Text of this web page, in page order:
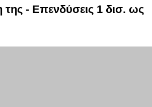
της - Επενδύσεις 1 δισ. ως